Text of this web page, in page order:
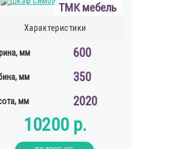
ТМК мебель
Характеристики
мм 600
мм 350
мм 2020
10200 р.